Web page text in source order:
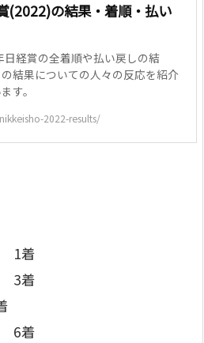
(2022)の結果・着順・払い
日経賞の全着順や払い戻しの結
結果についての人々の反応を紹介
す。
2022-results/
1着
3着
6着